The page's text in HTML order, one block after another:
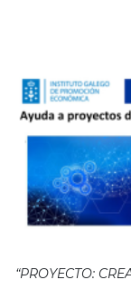
“PROYECTO: